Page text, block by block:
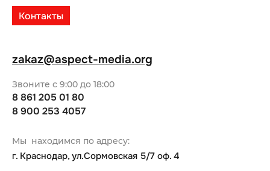
Контакты
Мы находимся по адресу:
г. Краснодар, ул.Сормовская 5/7 оф. 4
Звоните с 9:00 до 18:00
8 861 205 01 80
8 900 253 4057
zakaz@aspect-media.org